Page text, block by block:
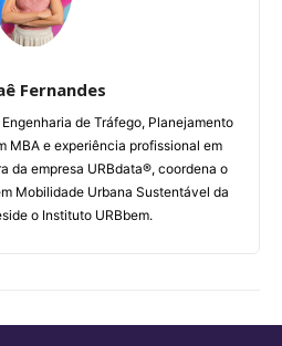
Fernandes
de Tráfego, Planejamento
MBA e experiência profissional em
da empresa URBdata®, coordena o
Mobilidade Urbana Sustentável da
o Instituto URBbem.